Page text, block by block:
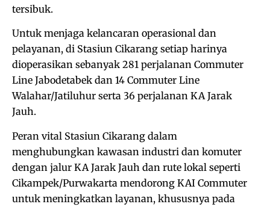
tersibuk.
Untuk menjaga kelancaran operasional dan
pelayanan, di Stasiun Cikarang setiap harinya
dioperasikan sebanyak 281 perjalanan Commuter
Line Jabodetabek dan 14 Commuter Line
Walahar/Jatiluhur serta 36 perjalanan KA Jarak
Jauh.
Peran vital Stasiun Cikarang dalam
menghubungkan kawasan industri dan komuter
dengan jalur KA Jarak Jauh dan rute lokal seperti
Cikampek/Purwakarta mendorong KAI Commuter
untuk meningkatkan layanan, khususnya pada